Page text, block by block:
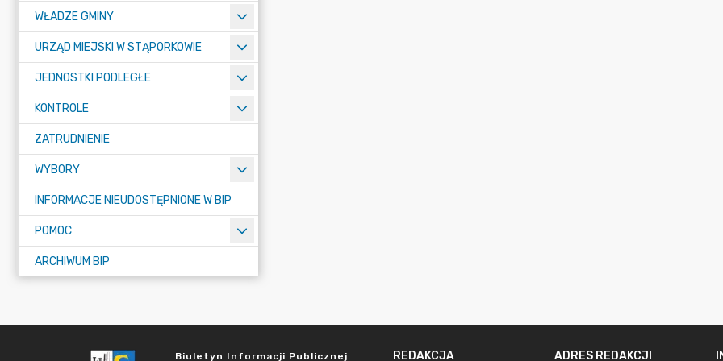
WŁADZE GMINY
URZĄD MIEJSKI W STĄPORKOWIE
JEDNOSTKI PODLEGŁE
KONTROLE
ZATRUDNIENIE
WYBORY
INFORMACJE NIEUDOSTĘPNIONE W BIP
POMOC
ARCHIWUM BIP
Biuletyn Informacji Publicznej REDAKCJA ADRES REDAKCJI